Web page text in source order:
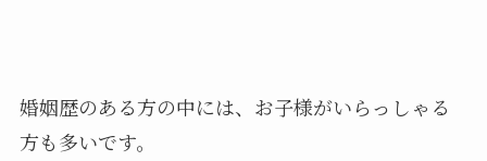
婚姻歴のある方の中には、お子様がいらっしゃる
方も多いです。